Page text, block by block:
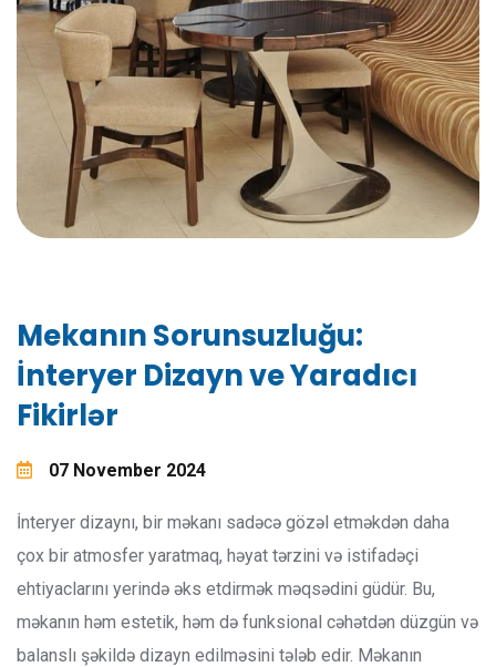
Mekanın Sorunsuzluğu:
İnteryer Dizayn ve Yaradıcı
Fikirlər
07 November 2024
İnteryer dizaynı, bir məkanı sadəcə gözəl etməkdən daha
çox bir atmosfer yaratmaq, həyat tərzini və istifadəçi
ehtiyaclarını yerində əks etdirmək məqsədini güdür. Bu,
məkanın həm estetik, həm də funksional cəhətdən düzgün və
balanslı şəkildə dizayn edilməsini tələb edir. Məkanın